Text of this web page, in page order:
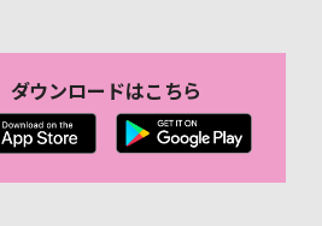
ダウンロードはこちら